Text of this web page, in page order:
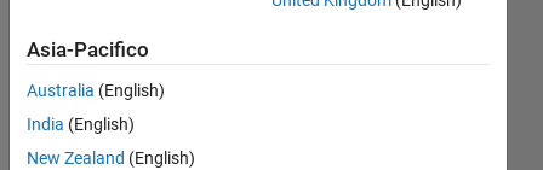
25 Jul 2018
Asia-Pacifico
Australia (English)
India (English)
New Zealand (English)